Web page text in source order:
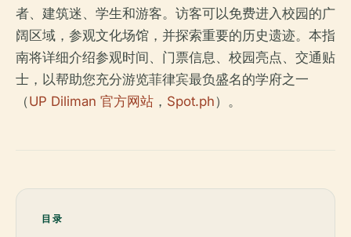
者、建筑迷、学生和游客。访客可以免费进入校园的广
阔区域，参观文化场馆，并探索重要的历史遗迹。本指
南将详细介绍参观时间、门票信息、校园亮点、交通贴
士，以帮助您充分游览菲律宾最负盛名的学府之一
（UP Diliman 官方网站 ， Spot.ph）。
目录